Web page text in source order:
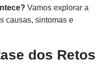
Vamos explorar a
causas, sintomas e
dos Retos